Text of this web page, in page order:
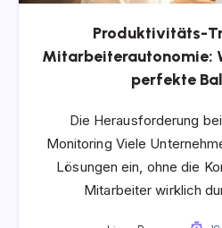
Produktivitäts-
Mitarbeiterautonomie:
perfekte
Die Herausforderung
Monitoring Viele
Lösungen ein, ohne die
Mitarbeiter wirklich